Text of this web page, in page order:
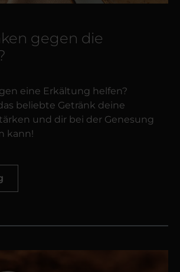
gegen die
eine Erkältung helfen?
beliebte Getränk deine
und dir bei der Genesung
kann!